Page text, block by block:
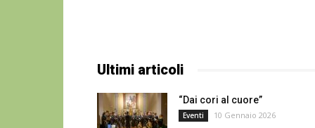
Ultimi articoli
“Dai cori al cuore”
Eventi 10 Gennaio 2026